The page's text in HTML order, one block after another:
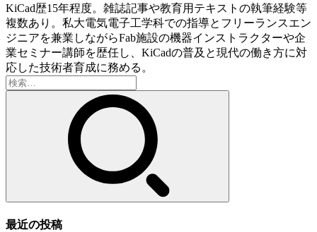
KiCad歴15年程度。雑誌記事や教育用テキストの執筆経験等
複数あり。私大電気電子工学科での指導とフリーランスエン
ジニアを兼業しながらFab施設の機器インストラクターや企
業セミナー講師を歴任し、KiCadの普及と現代の働き方に対
応した技術者育成に務める。
検
索:
最近の投稿